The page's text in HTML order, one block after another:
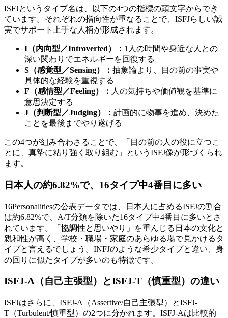
ISFJというタイプ名は、以下の4つの指標の頭文字からでき
ています。それぞれの指向性が重なることで、ISFJらしい誠
実でサポート上手な人柄が形成されます。
I（内向型／Introverted）： 1人の時間や身近な人との
深い関わりでエネルギーを回復する
S（感覚型／Sensing）： 抽象論より、目の前の事実や
具体的な経験を重視する
F（感情型／Feeling）： 人の気持ちや価値観を基準に
意思決定する
J（判断型／Judging）： 計画的に物事を進め、決めた
ことを最後までやり遂げる
この4つが組み合わさることで、「目の前の人の役に立つこ
とに、真摯に粘り強く取り組む」というISFJ像が形づくられ
ます。
日本人の約6.82%で、16タイプ中4番目に多い
16Personalitiesの公表データでは、日本人に占めるISFJの割合
は約6.82%で、A/T分類を除いた16タイプ中4番目に多いとさ
れています。「協調性と思いやり」を重んじる日本の文化と
親和性が高く、学校・職場・家庭のあらゆる場で見かけるタ
イプと言えるでしょう。INFJのような希少タイプと違い、身
の回りに似たタイプが多いのも特徴です。
ISFJ-A（自己主張型）とISFJ-T（慎重型）の違い
ISFJはさらに、ISFJ-A（Assertive/自己主張型）とISFJ-
T（Turbulent/慎重型）の2つに分かれます。ISFJ-Aは比較的